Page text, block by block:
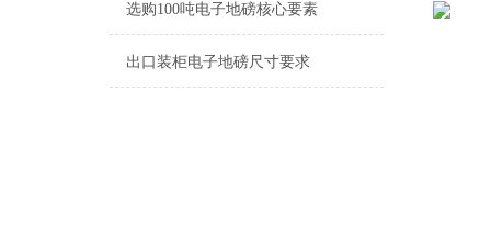
选购100吨电子地磅核心要素
出口装柜电子地磅尺寸要求